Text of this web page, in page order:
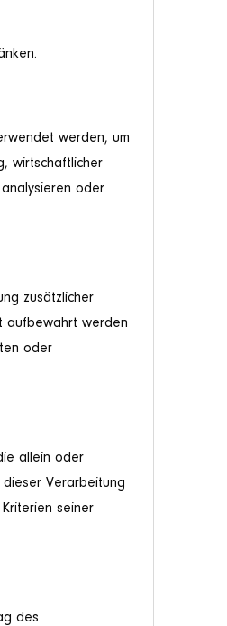
werden, um
wirtschaftlicher
oder
zusätzlicher
aufbewahrt werden
oder
allein oder
Verarbeitung
seiner
des